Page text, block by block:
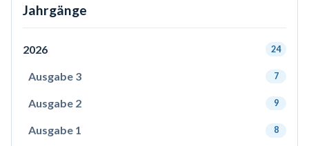
Jahrgänge
2026 24
Ausgabe 3 7
Ausgabe 2 9
Ausgabe 1 8